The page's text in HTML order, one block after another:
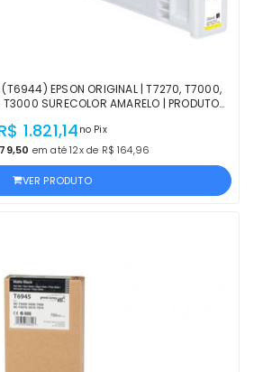
EPSON ORIGINAL | T7270, T7000,
SURECOLOR AMARELO | PRODUTO
1.821,14 no Pix
em até 12x de R$ 164,96
VER PRODUTO